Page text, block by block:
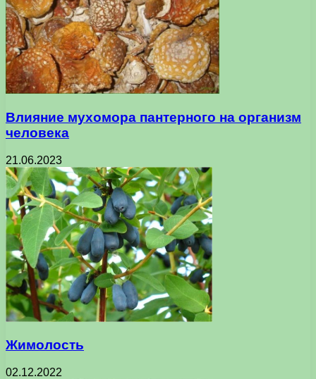
Влияние мухомора пантерного на организм
человека
21.06.2023
Жимолость
02.12.2022